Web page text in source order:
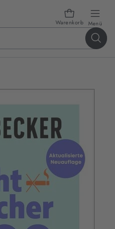
Warenkorb Menü